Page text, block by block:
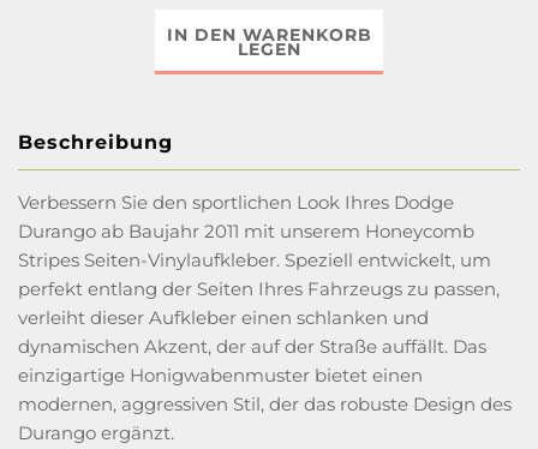
IN DEN WARENKORB
LEGEN
Beschreibung
Verbessern Sie den sportlichen Look Ihres Dodge
Durango ab Baujahr 2011 mit unserem Honeycomb
Stripes Seiten-Vinylaufkleber. Speziell entwickelt, um
perfekt entlang der Seiten Ihres Fahrzeugs zu passen,
verleiht dieser Aufkleber einen schlanken und
dynamischen Akzent, der auf der Straße auffällt. Das
einzigartige Honigwabenmuster bietet einen
modernen, aggressiven Stil, der das robuste Design des
Durango ergänzt.